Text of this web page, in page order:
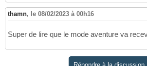
thamn, le 08/02/2023 à 00h16
Super de lire que le mode aventure va